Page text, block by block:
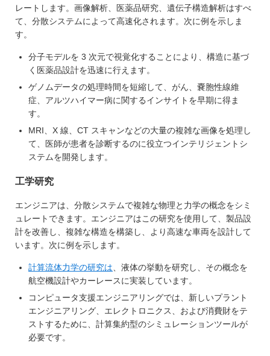
レートします。画像解析、医薬品研究、遺伝子構造解析はすべ
て、分散システムによって高速化されます。次に例を示しま
す。
分子モデルを 3 次元で視覚化することにより、構造に基づ
く医薬品設計を迅速に行えます。
ゲノムデータの処理時間を短縮して、がん、嚢胞性線維
症、アルツハイマー病に関するインサイトを早期に得ま
す。
MRI、X 線、CT スキャンなどの大量の複雑な画像を処理し
て、医師が患者を診断するのに役立つインテリジェントシ
ステムを開発します。
工学研究
エンジニアは、分散システムで複雑な物理と力学の概念をシミ
ュレートできます。エンジニアはこの研究を使用して、製品設
計を改善し、複雑な構造を構築し、より高速な車両を設計して
います。次に例を示します。
計算流体力学の研究は、液体の挙動を研究し、その概念を
航空機設計やカーレースに実装しています。
コンピュータ支援エンジニアリングでは、新しいプラント
エンジニアリング、エレクトロニクス、および消費財をテ
ストするために、計算集約型のシミュレーションツールが
必要です。